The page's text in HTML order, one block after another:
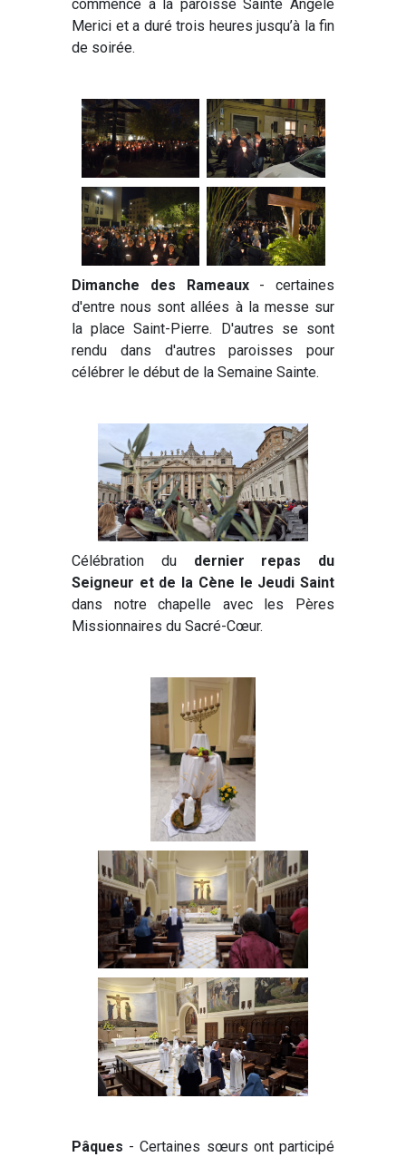
commencé à la paroisse Sainte Angèle
Merici et a duré trois heures jusqu’à la fin
de soirée.
Dimanche des Rameaux- certaines
d'entre nous sont allées à la messe sur
la place Saint-Pierre. D'autres se sont
rendu dans d'autres paroisses pour
célébrer le début de la Semaine Sainte.
Célébration du dernier repas du
Seigneur et de la Cène le Jeudi Saint
dans notre chapelle avec les Pères
Missionnaires du Sacré-Cœur.
Pâques - Certaines sœurs ont participé